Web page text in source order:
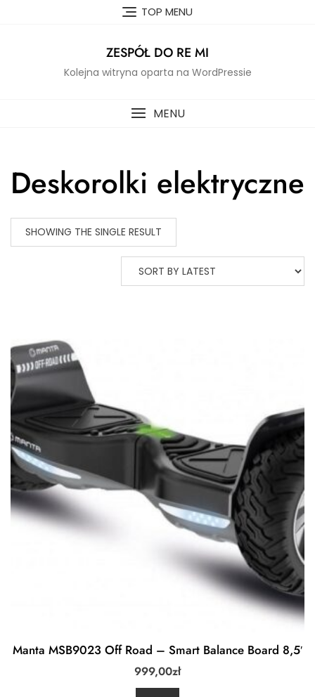
TOP MENU
ZESPÓŁ DO RE MI
Kolejna witryna oparta na WordPressie
MENU
Deskorolki elektryczne
SHOWING THE SINGLE RESULT
Manta MSB9023 Off Road – Smart Balance Board 8,5′
999,00zł